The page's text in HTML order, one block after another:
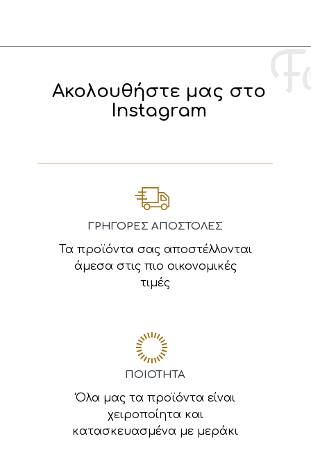
Ακολουθήστε μας στο
Instagram
ΓΡΗΓΟΡΕΣ ΑΠΟΣΤΟΛΕΣ
Τα προϊόντα σας αποστέλλονται
άμεσα στις πιο οικονομικές
τιμές
ΠΟΙΟΤΗΤΑ
Όλα μας τα προϊόντα είναι
χειροποίητα και
κατασκευασμένα με μεράκι